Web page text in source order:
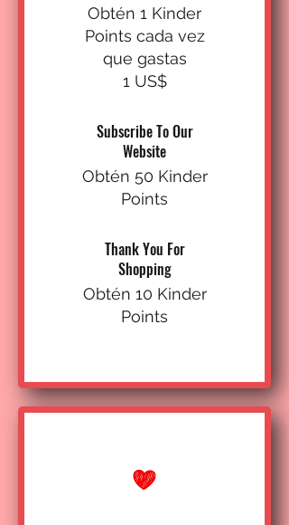
Obtén 1 Kinder
Points cada vez
que gastas
1 US$
Subscribe To Our
Website
Obtén 50 Kinder
Points
Thank You For
Shopping
Obtén 10 Kinder
Points